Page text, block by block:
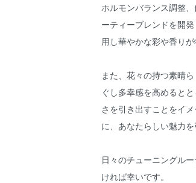
ホルモンバランス調整
ーティーブレンドを開
用し華やかな彩や香りが
また、花々の持つ素晴
ぐし多幸感を高めると
さを引き出すことをイ
に、あなたらしい魅力を
日々のチューニングル
ければ幸いです。